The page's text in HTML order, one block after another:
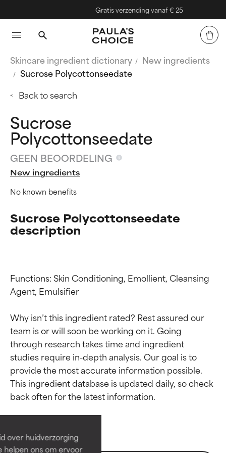
over huidverzorging
helpen ons om ervoor
Gratis verzending vanaf € 25
Skincare ingredient dictionary
New ingredients
Sucrose Polycottonseedate
Back to search
Sucrose
Polycottonseedate
GEEN BEOORDELING
New ingredients
No known benefits
Sucrose Polycottonseedate
description
Functions: Skin Conditioning, Emollient, Cleansing
Agent, Emulsifier
Why isn’t this ingredient rated? Rest assured our
team is or will soon be working on it. Going
through research takes time and ingredient
studies require in-depth analysis. Our goal is to
provide the most accurate information possible.
This ingredient database is updated daily, so check
Beoordelingen van
ingrediënten
Bewezen en ondersteund door
onafhankelijk onderzoek.
Beoordelingen van
ingrediënten
Bewezen en ondersteund door
onafhankelijk onderzoek.